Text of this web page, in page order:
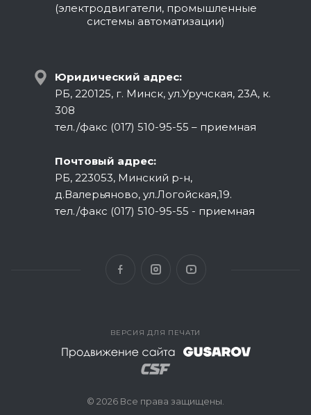
(электродвигатели, промышленные
системы автоматизации)
Юридический адрес:
РБ, 220125, г. Минск, ул.Уручская, 23А, к.
308
тел./факс (017) 510-95-55 – приемная
Почтовый адрес:
РБ, 223053, Минский р-н,
д.Валерьяново, ул.Логойская,19.
тел./факс (017) 510-95-55 - приемная
ВЕРСИЯ ДЛЯ ПЕЧАТИ
© 2026 Все права защищены.